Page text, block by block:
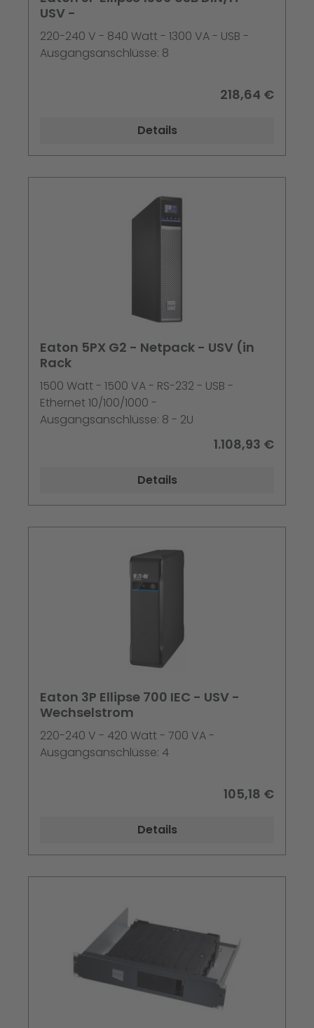
USV -
220-240 V - 840 Watt - 1300 VA - USB -
Ausgangsanschlüsse: 8
218,64 €
Details
Eaton 5PX G2 - Netpack - USV (in
Rack
1500 Watt - 1500 VA - RS-232 - USB -
Ethernet 10/100/1000 -
Ausgangsanschlüsse: 8 - 2U
1.108,93 €
Details
Eaton 3P Ellipse 700 IEC - USV -
Wechselstrom
220-240 V - 420 Watt - 700 VA -
Ausgangsanschlüsse: 4
105,18 €
Details